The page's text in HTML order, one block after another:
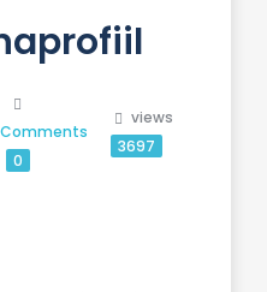
Comments
0
views
3697